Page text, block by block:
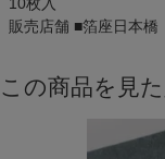
販売店舗 ■箔座日本
この商品を見